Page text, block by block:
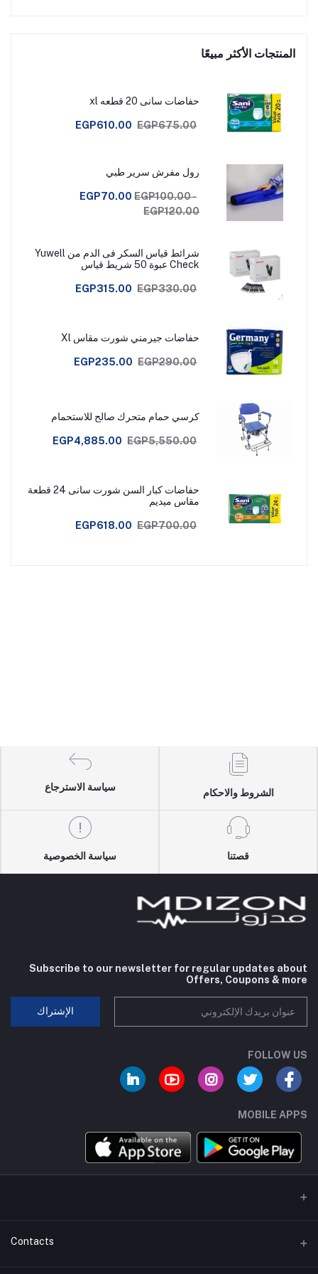
المنتجات الأكثر مبيعًا
حفاضات سانى 20 قطعه xl
EGP610.00 EGP675.00
رول مفرش سرير طبي
EGP70.00 EGP100.00 -
EGP120.00
شرائط قياس السكر فى الدم من Yuwell
Check عبوة 50 شريط قياس
EGP315.00 EGP330.00
حفاضات جيرمني شورت مقاس Xl
EGP235.00 EGP290.00
كرسي حمام متحرك صالح للاستحمام
EGP4,885.00 EGP5,550.00
حفاضات كبار السن شورت سانى 24 قطعة
مقاس ميديم
EGP618.00 EGP700.00
الشروط والاحكام
سياسة الاسترجاع
قصتنا سياسة الخصوصية
Subscribe to our newsletter for regular updates about
Offers, Coupons & more
الإشتراك
FOLLOW US
MOBILE APPS
Contacts